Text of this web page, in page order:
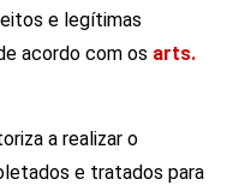
e legítimas
acordo com os arts.
a realizar o
e tratados para